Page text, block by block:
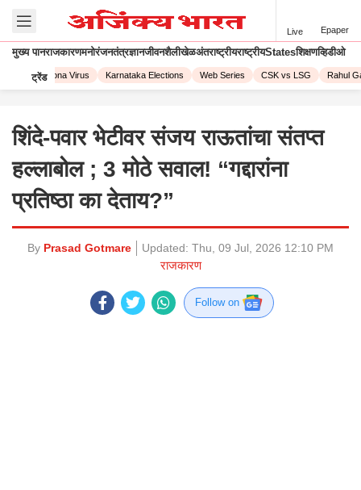
Live Epaper
मुख्य पानराजकारणमनोरंजनतंत्रज्ञानजीवनशैलीखेळअंतराष्ट्रीयराष्ट्रीयStatesशिक्षणव्हिडीओ
ट्रेंड
Corona Virus Karnataka Elections Web Series CSK vs LSG Rahul
शिंदे-पवार भेटीवर संजय राऊतांचा संतप्त
हल्लाबोल ; 3 मोठे सवाल! “गद्दारांना
प्रतिष्ठा का देताय?”
By Prasad Gotmare Updated: Thu, 09 Jul, 2026 12:10 PM
राजकारण
Follow on